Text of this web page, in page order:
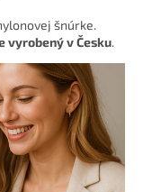
šnúrke.
vyrobený v Česku.